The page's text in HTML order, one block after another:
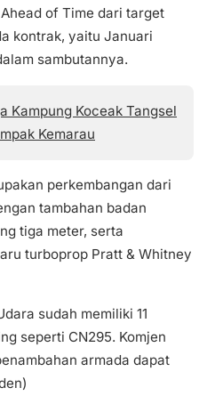
of Time dari target
kontrak, yaitu Januari
sambutannya.
Kampung Koceak Tangsel
Kemarau
perkembangan dari
tambahan badan
tiga meter, serta
turboprop Pratt & Whitney
sudah memiliki 11
seperti CN295. Komjen
armada dapat